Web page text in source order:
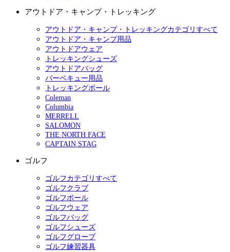
アウトドア・キャンプ・トレッキング
アウトドア・キャンプ・トレッキングカテゴリすべて
アウトドア・キャンプ用品
アウトドアウェア
トレッキングシューズ
アウトドアバッグ
バーベキュー用品
トレッキングポール
Coleman
Columbia
MERRELL
SALOMON
THE NORTH FACE
CAPTAIN STAG
ゴルフ
ゴルフカテゴリすべて
ゴルフクラブ
ゴルフボール
ゴルフウェア
ゴルフバッグ
ゴルフシューズ
ゴルフグローブ
ゴルフ練習器具